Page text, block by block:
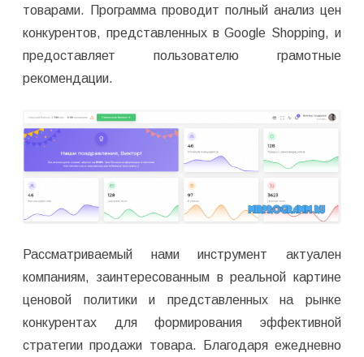
товарами. Программа проводит полный анализ цен
конкурентов, представленных в Google Shopping, и
предоставляет пользователю грамотные
рекомендации.
Рассматриваемый нами инструмент актуален
компаниям, заинтересованным в реальной картине
ценовой политики и представленных на рынке
конкурентах для формирования эффективной
стратегии продажи товара. Благодаря ежедневно